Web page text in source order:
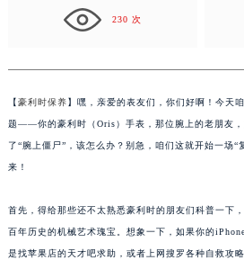
230 次
【 豪利时保养 】嘿，亲爱的表友们，你们好啊！今天
题——你的豪利时（Oris）手表，那位腕上的老朋友
了“腕上僵尸”，该怎么办？别急，咱们这就开始一场“
来！
首先，得给那些还不太熟悉豪利时的朋友们科普一下
百年历史的机械艺术瑰宝。想象一下，如果你的
是找苹果店的天才吧求助，或者上网搜罗各种自救攻